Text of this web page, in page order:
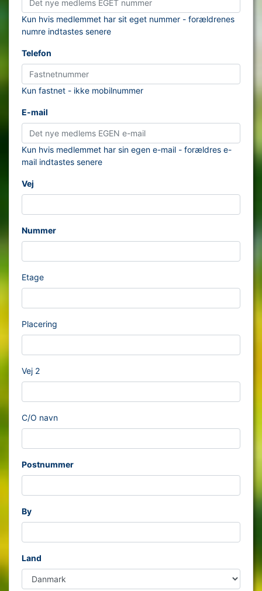
Kun hvis medlemmet har sit eget nummer - forældrenes
numre indtastes senere
Telefon
Kun fastnet - ikke mobilnummer
E-mail
Kun hvis medlemmet har sin egen e-mail - forældres e-
mail indtastes senere
Vej
Nummer
Etage
Placering
Vej 2
C/O navn
Postnummer
By
Land